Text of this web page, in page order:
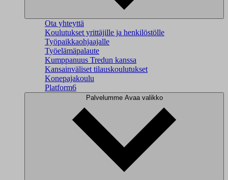
Ota yhteyttä
Koulutukset yrittäjille ja henkilöstölle
Työpaikkaohjaajalle
Työelämäpalaute
Kumppanuus Tredun kanssa
Kansainväliset tilauskoulutukset
Konepajakoulu
Platform6
Palvelumme Avaa valikko